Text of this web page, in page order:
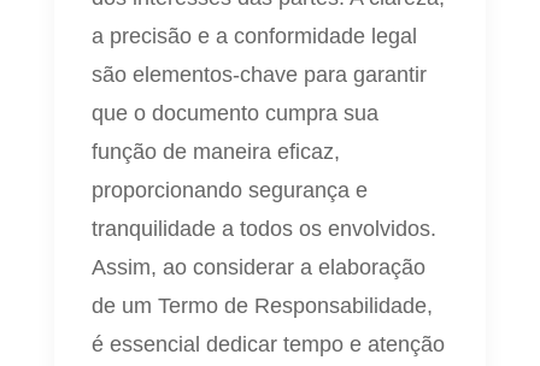
a precisão e a conformidade legal
são elementos-chave para garantir
que o documento cumpra sua
função de maneira eficaz,
proporcionando segurança e
tranquilidade a todos os envolvidos.
Assim, ao considerar a elaboração
de um Termo de Responsabilidade,
é essencial dedicar tempo e atenção